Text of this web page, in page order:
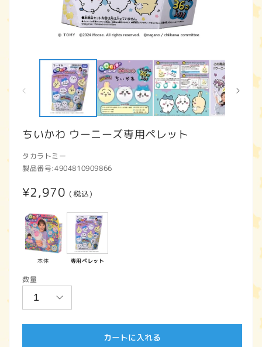
ちいかわ ウーニーズ専用ペレット
タカラトミー
製品番号:4904810909866
通
常
価
格
¥2,970 (税込)
本体 専用ペレット
数量
カートに入れる